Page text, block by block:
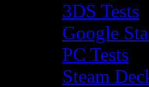
3DS Tests
Google
PC Tests
Steam